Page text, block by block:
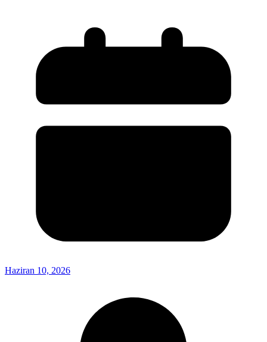
Haziran 10, 2026